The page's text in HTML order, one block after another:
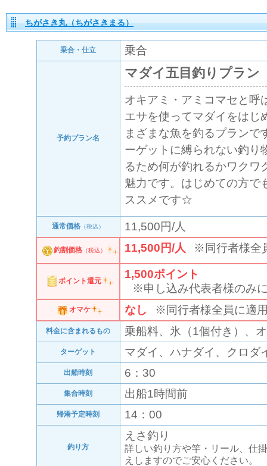
ちがさき丸（ちがさきまる）
乗合・仕立 乗合
予約プラン名
マダイ五目釣りプラン
オキアミ・アミコマセと呼
エサを使ってマダイをはじ
まざまな魚を釣るプランで
ーゲットに縛られない釣り
るため何が釣れるかワクワ
魅力です。はじめての方で
ススメです☆
通常価格 （税込） 11,500円/人
釣割価格（税込） 11,500円/人 ※同行者様全
ポイント還元
1,500ポイント
※申し込み代表者様のみ
オマケ なし ※同行者様全員に適
料金に含まれるもの 乗船料、氷（1個付き）、
ターゲット マダイ、ハナダイ、クロダ
出船時刻 6：30
集合時刻 出船1時間前
帰港予定時刻 14：00
釣り方
えさ釣り
詳しい釣り方や竿・リール、仕
えしますのでご安心ください。